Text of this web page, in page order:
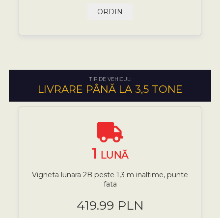
ORDIN
TIP DE VEHICUL:
LIVRARE PÂNĂ LA 3,5 TONE
1 LUNĂ
Vigneta lunara 2B peste 1,3 m inaltime, punte
fata
419.99 PLN